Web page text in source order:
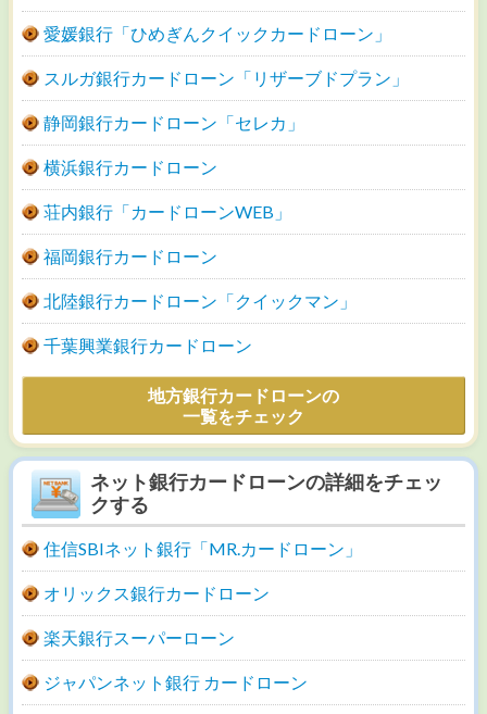
愛媛銀行「ひめぎんクイックカードローン」
スルガ銀行カードローン「リザーブドプラン」
静岡銀行カードローン「セレカ」
横浜銀行カードローン
荘内銀行「カードローンWEB」
福岡銀行カードローン
北陸銀行カードローン「クイックマン」
千葉興業銀行カードローン
地方銀行カードローンの
一覧をチェック
ネット銀行カードローンの詳細をチェッ
クする
住信SBIネット銀行「MR.カードローン」
オリックス銀行カードローン
楽天銀行スーパーローン
ジャパンネット銀行 カードローン